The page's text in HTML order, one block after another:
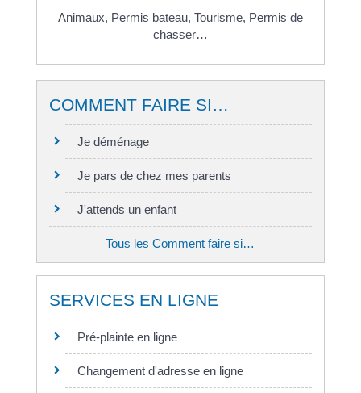
Animaux, Permis bateau, Tourisme, Permis de
chasser…
COMMENT FAIRE SI…
Je déménage
Je pars de chez mes parents
J'attends un enfant
Tous les Comment faire si…
SERVICES EN LIGNE
Pré-plainte en ligne
Changement d'adresse en ligne